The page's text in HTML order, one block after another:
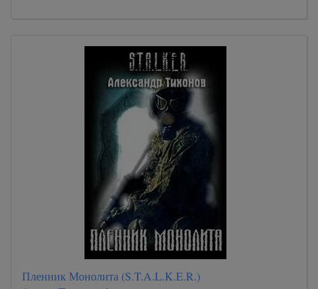
Пленник Монолита (S.T.A.L.K.E.R.)